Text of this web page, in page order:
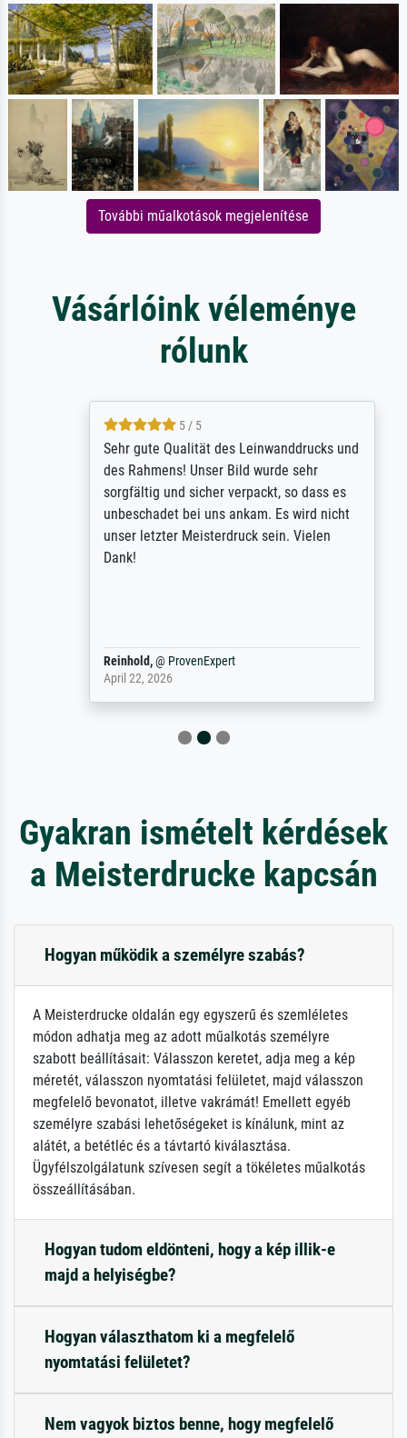
További műalkotások megjelenítése
Vásárlóink véleménye
rólunk
5 / 5
Sehr gute Qualität des Leinwanddrucks und
des Rahmens! Unser Bild wurde sehr
sorgfältig und sicher verpackt, so dass es
unbeschadet bei uns ankam. Es wird nicht
unser letzter Meisterdruck sein. Vielen
Dank!
Reinhold,@ProvenExpert
April 22, 2026
Gyakran ismételt kérdések
a Meisterdrucke kapcsán
Hogyan működik a személyre szabás?
A Meisterdrucke oldalán egy egyszerű és szemléletes
módon adhatja meg az adott műalkotás személyre
szabott beállításait: Válasszon keretet, adja meg a kép
méretét, válasszon nyomtatási felületet, majd válasszon
megfelelő bevonatot, illetve vakrámát! Emellett egyéb
személyre szabási lehetőségeket is kínálunk, mint az
alátét, a betétléc és a távtartó kiválasztása.
Ügyfélszolgálatunk szívesen segít a tökéletes műalkotás
összeállításában.
Hogyan tudom eldönteni, hogy a kép illik-e
majd a helyiségbe?
Hogyan választhatom ki a megfelelő
nyomtatási felületet?
Nem vagyok biztos benne, hogy megfelelő